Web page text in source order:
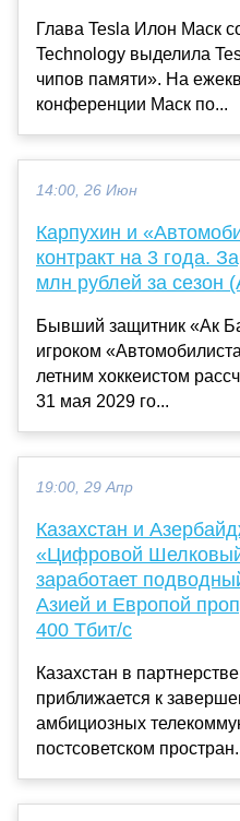
Глава Tesla Илон Маск
Technology выделила
чипов памяти». На
конференции Маск по...
14:00, 26 Июн
Карпухин и
контракт на 3 года.
млн рублей за сезон
Бывший защитник «Ак
игроком
летним хоккеистом
31 мая 2029 го...
19:00, 29 Апр
Казахстан и
«Цифровой Шелковый
заработает
Азией и Европой
400 Тбит/с
Казахстан в
приближается к
амбициозных
постсоветском